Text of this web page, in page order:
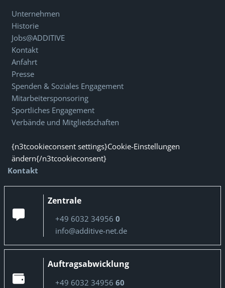
Unternehmen
Historie
Jobs@ADDITIVE
Kontakt
Anfahrt
Presse
Spenden & Soziales Engagement
Mitarbeitersponsoring
Sportliches Engagement
Verbände und Mitgliedschaften
{n3tcookieconsent settings}Cookie-Einstellungen
ändern{/n3tcookieconsent}
Kontakt
Zentrale
+49 6032 34956 0
info@additive-net.de
Auftragsabwicklung
+49 6032 34956 60